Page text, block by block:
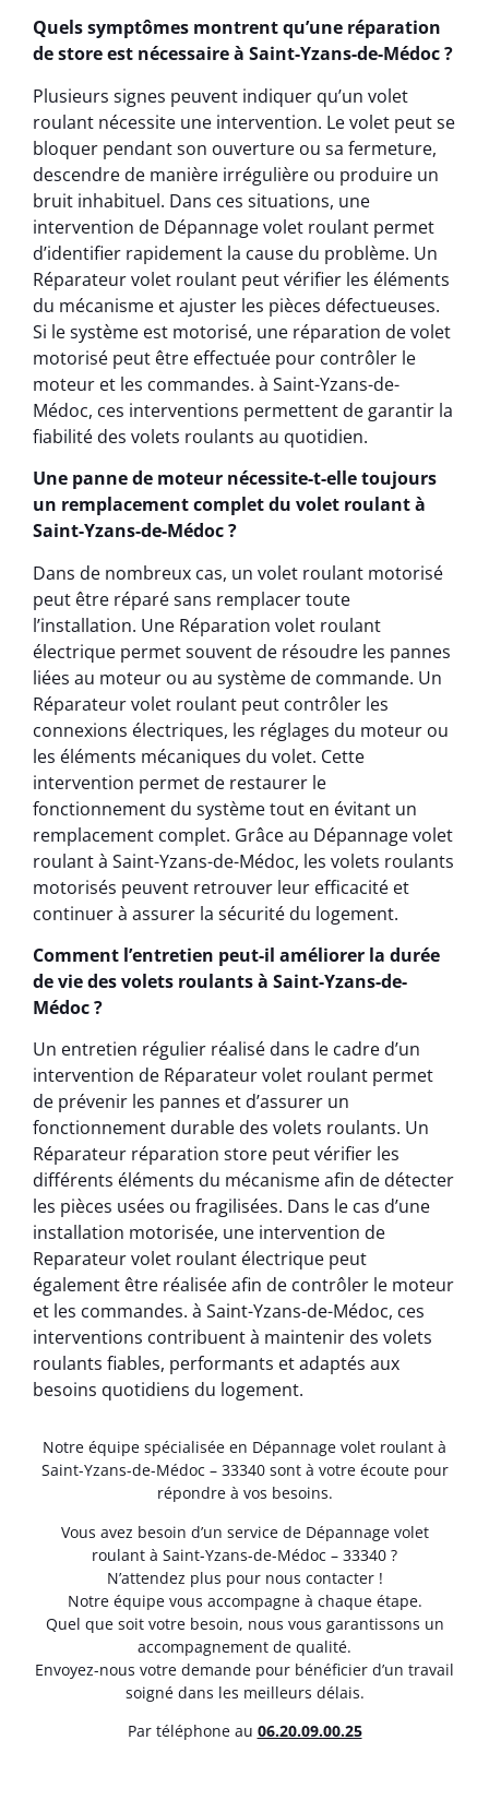
Quels symptômes montrent qu’une réparation
de store est nécessaire à Saint-Yzans-de-Médoc ?
Plusieurs signes peuvent indiquer qu’un volet
roulant nécessite une intervention. Le volet peut se
bloquer pendant son ouverture ou sa fermeture,
descendre de manière irrégulière ou produire un
bruit inhabituel. Dans ces situations, une
intervention de Dépannage volet roulant permet
d’identifier rapidement la cause du problème. Un
Réparateur volet roulant peut vérifier les éléments
du mécanisme et ajuster les pièces défectueuses.
Si le système est motorisé, une réparation de volet
motorisé peut être effectuée pour contrôler le
moteur et les commandes. à Saint-Yzans-de-
Médoc, ces interventions permettent de garantir la
fiabilité des volets roulants au quotidien.
Une panne de moteur nécessite-t-elle toujours
un remplacement complet du volet roulant à
Saint-Yzans-de-Médoc ?
Dans de nombreux cas, un volet roulant motorisé
peut être réparé sans remplacer toute
l’installation. Une Réparation volet roulant
électrique permet souvent de résoudre les pannes
liées au moteur ou au système de commande. Un
Réparateur volet roulant peut contrôler les
connexions électriques, les réglages du moteur ou
les éléments mécaniques du volet. Cette
intervention permet de restaurer le
fonctionnement du système tout en évitant un
remplacement complet. Grâce au Dépannage volet
roulant à Saint-Yzans-de-Médoc, les volets roulants
motorisés peuvent retrouver leur efficacité et
continuer à assurer la sécurité du logement.
Comment l’entretien peut-il améliorer la durée
de vie des volets roulants à Saint-Yzans-de-
Médoc ?
Un entretien régulier réalisé dans le cadre d’un
intervention de Réparateur volet roulant permet
de prévenir les pannes et d’assurer un
fonctionnement durable des volets roulants. Un
Réparateur réparation store peut vérifier les
différents éléments du mécanisme afin de détecter
les pièces usées ou fragilisées. Dans le cas d’une
installation motorisée, une intervention de
Reparateur volet roulant électrique peut
également être réalisée afin de contrôler le moteur
et les commandes. à Saint-Yzans-de-Médoc, ces
interventions contribuent à maintenir des volets
roulants fiables, performants et adaptés aux
besoins quotidiens du logement.
Notre équipe spécialisée en Dépannage volet roulant à
Saint-Yzans-de-Médoc – 33340 sont à votre écoute pour
répondre à vos besoins.
Vous avez besoin d’un service de Dépannage volet
roulant à Saint-Yzans-de-Médoc – 33340 ?
N’attendez plus pour nous contacter !
Notre équipe vous accompagne à chaque étape.
Quel que soit votre besoin, nous vous garantissons un
accompagnement de qualité.
Envoyez-nous votre demande pour bénéficier d’un travail
soigné dans les meilleurs délais.
Par téléphone au 06.20.09.00.25